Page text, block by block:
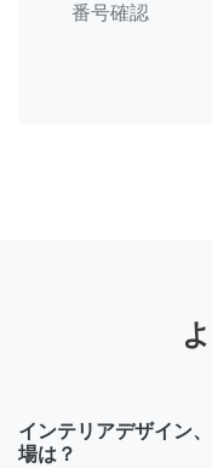
番号確認
インテリアデザイン
場は？